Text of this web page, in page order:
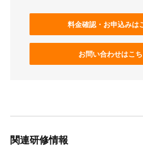
料金確認・お申込みは
お問い合わせはこ
関連研修情報